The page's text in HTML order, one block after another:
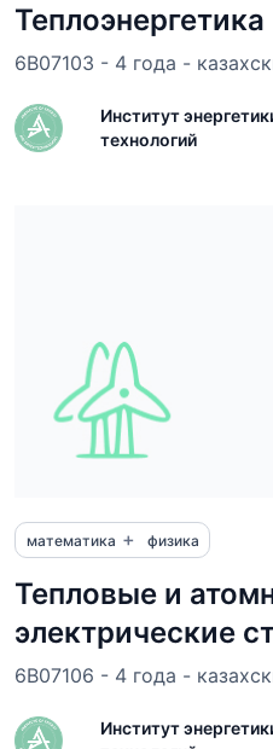
Теплоэнергетика
6B07103 - 4 года -
Институт
технологий
математика + физика
Тепловые и
электрические
6B07106 - 4 года -
Институт